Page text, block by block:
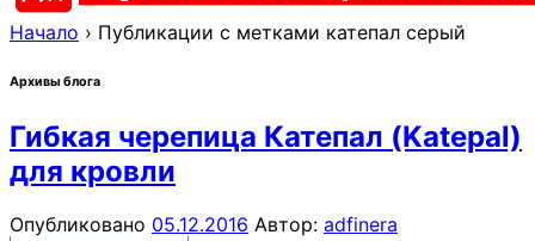
Начало › Публикации с метками катепал серый
Архивы блога
Гибкая черепица Катепал (Katepal)
для кровли
Опубликовано 05.12.2016 Автор: adfinera